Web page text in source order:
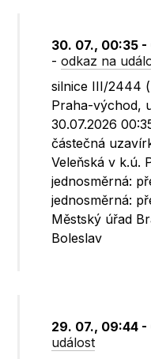
30. 07., 00:35
-odkaz na
silnice III/2444
Praha-východ,
30.07.2026
částečná
Veleňská v k.ú.
jednosměrná:
jednosměrná:
Městský úřad
Boleslav
29. 07., 09:44
událost